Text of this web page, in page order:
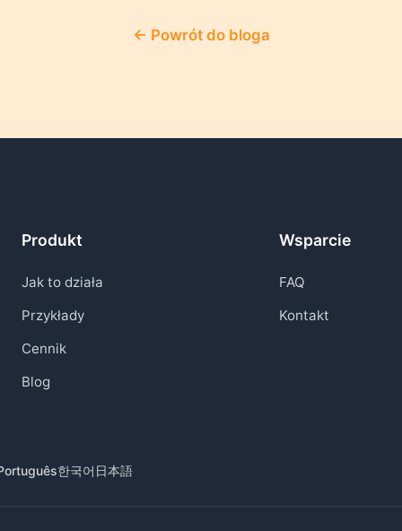
← Powrót do bloga
Produkt
Jak to działa
Przykłady
Cennik
Blog
Wsparcie
FAQ
Kontakt
한국어 日本語